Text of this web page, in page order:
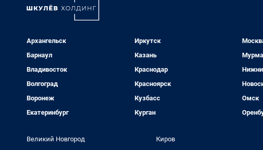
Архангельск
Барнаул
Владивосток
Волгоград
Воронеж
Екатеринбург
Иркутск
Казань
Краснодар
Красноярск
Кузбасс
Курган
Омск
Великий Новгород
Киров